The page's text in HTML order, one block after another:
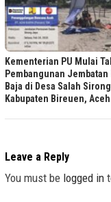
Kementerian PU Mulai
Pembangunan Jembatan
Baja di Desa Salah
Kabupaten Bireuen, Aceh
Leave a Reply
You must be logged in